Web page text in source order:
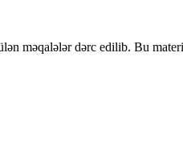
məqalələr dərc edilib. Bu